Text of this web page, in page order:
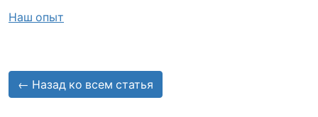
Наш опыт
← Назад ко всем статья